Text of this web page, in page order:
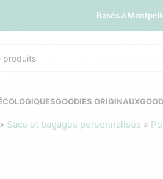
Basés à
GOODIES ORIGINAUX
» Sacs et bagages personnalisés »